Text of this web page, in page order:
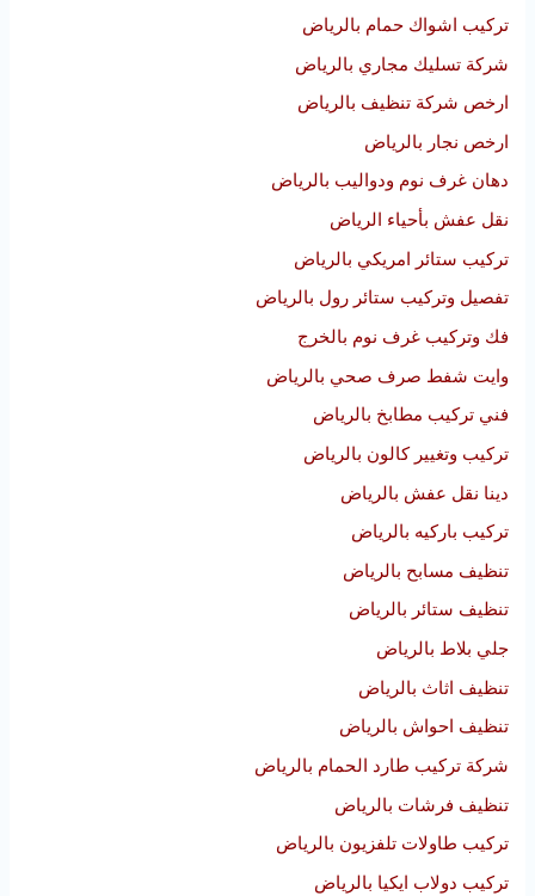
تركيب اشواك حمام بالرياض
شركة تسليك مجاري بالرياض
ارخص شركة تنظيف بالرياض
ارخص نجار بالرياض
دهان غرف نوم ودواليب بالرياض
نقل عفش بأحياء الرياض
تركيب ستائر امريكي بالرياض
تفصيل وتركيب ستائر رول بالرياض
فك وتركيب غرف نوم بالخرج
وايت شفط صرف صحي بالرياض
فني تركيب مطابخ بالرياض
تركيب وتغيير كالون بالرياض
دينا نقل عفش بالرياض
تركيب باركيه بالرياض
تنظيف مسابح بالرياض
تنظيف ستائر بالرياض
جلي بلاط بالرياض
تنظيف اثاث بالرياض
تنظيف احواش بالرياض
شركة تركيب طارد الحمام بالرياض
تنظيف فرشات بالرياض
تركيب طاولات تلفزيون بالرياض
تركيب دولاب ايكيا بالرياض